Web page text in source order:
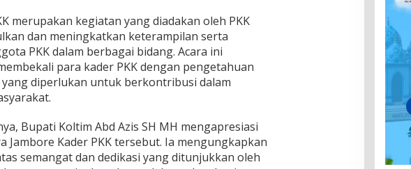
merupakan kegiatan yang diadakan oleh PKK
dan meningkatkan keterampilan serta
PKK dalam berbagai bidang. Acara ini
para kader PKK dengan pengetahuan
diperlukan untuk berkontribusi dalam
Bupati Koltim Abd Azis SH MH mengapresiasi
Jambore Kader PKK tersebut. Ia mengungkapkan
semangat dan dedikasi yang ditunjukkan oleh